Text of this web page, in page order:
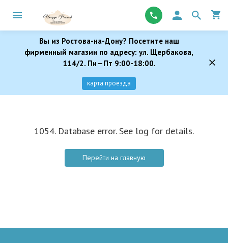
Вы из Ростова-на-Дону? Посетите наш
фирменный магазин по адресу: ул. Щербакова,
114/2. Пн—Пт 9:00-18:00.
карта проезда
1054. Database error. See log for details.
Перейти на главную